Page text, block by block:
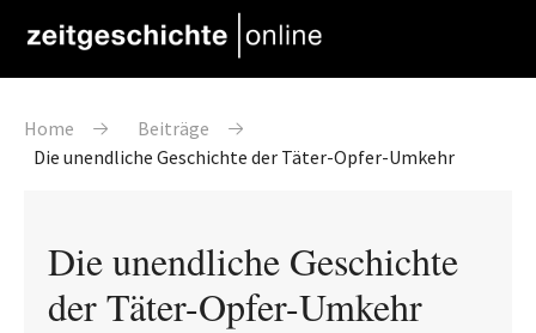
Pfadnavigation
Home
Beiträge
Die unendliche Geschichte der Täter-Opfer-Umkehr
Die unendliche Geschichte
der Täter-Opfer-Umkehr